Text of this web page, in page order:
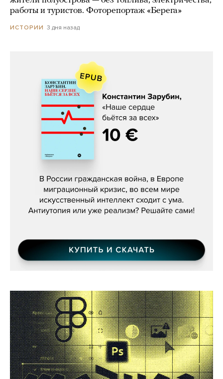
работы и туристов. Фоторепортаж «Берега»
ИСТОРИИ 3 дня назад
Константин Зарубин, «Наше сердце